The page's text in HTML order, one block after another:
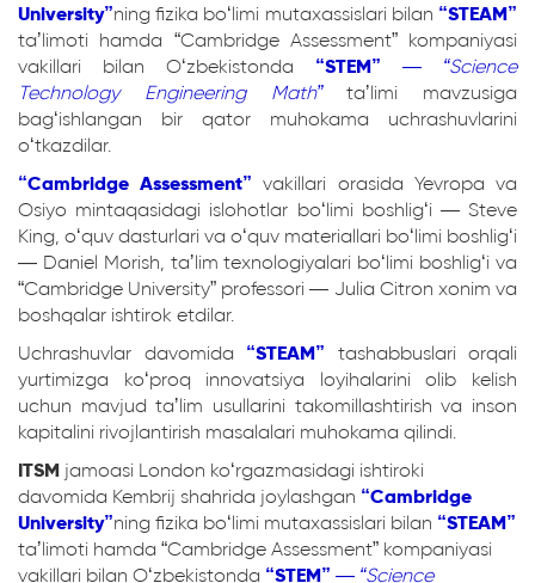
University”ning fizika boʻlimi mutaxassislari bilan “STEAM”
taʼlimoti hamda “Cambridge Assessment” kompaniyasi
vakillari bilan Oʻzbekistonda “STEM” — “Science
Technology Engineering Math”taʼlimi mavzusiga
bagʻishlangan bir qator muhokama uchrashuvlarini
oʻtkazdilar.
“Cambridge Assessment” vakillari orasida Yevropa va
Osiyo mintaqasidagi islohotlar boʻlimi boshligʻi — Steve
King, oʻquv dasturlari va oʻquv materiallari boʻlimi boshligʻi
— Daniel Morish, taʼlim texnologiyalari boʻlimi boshligʻi va
“Cambridge University” professori — Julia Citron xonim va
boshqalar ishtirok etdilar.
Uchrashuvlar davomida “STEAM” tashabbuslari orqali
yurtimizga koʻproq innovatsiya loyihalarini olib kelish
uchun mavjud taʼlim usullarini takomillashtirish va inson
kapitalini rivojlantirish masalalari muhokama qilindi.
ITSM jamoasi London koʻrgazmasidagi ishtiroki
davomida Kembrij shahrida joylashgan “Cambridge
University”ning fizika boʻlimi mutaxassislari bilan “STEAM”
taʼlimoti hamda “Cambridge Assessment” kompaniyasi
vakillari bilan Oʻzbekistonda “STEM” — “Science